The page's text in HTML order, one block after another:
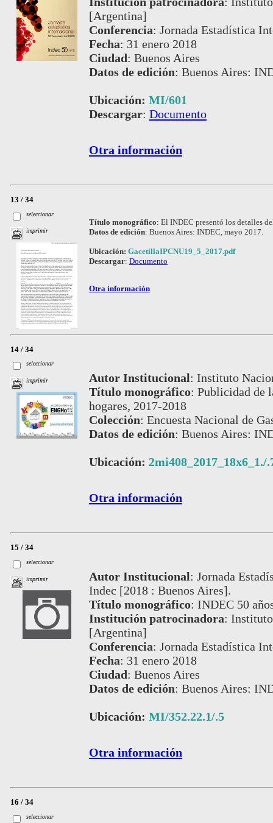
[Argentina]
Conferencia: Jornada Estadística
Fecha: 31 enero 2018
Ciudad: Buenos Aires
Datos de edición: Buenos Aires:
Ubicación: MI/601
Descargar: Documento
Otra información
13 / 34
seleccionar
imprimir
Título monográfico: El INDEC presentó los detalles
Datos de edición: Buenos Aires: INDEC, mayo 2017.
Ubicación: GacetillaIPCNU19_5_2017.pdf
Descargar: Documento
Otra información
14 / 34
seleccionar
imprimir Autor Institucional: Instituto
Título monográfico: Publicidad de
hogares, 2017-2018
Colección: Encuesta Nacional de
Datos de edición: Buenos Aires:
Ubicación: 2mi408_2017_18x6_1./
Otra información
15 / 34
seleccionar
imprimir Autor Institucional: Jornada
Indec [2018 : Buenos Aires].
Título monográfico: INDEC 50
Institución patrocinadora:
[Argentina]
Conferencia: Jornada Estadística
Fecha: 31 enero 2018
Ciudad: Buenos Aires
Datos de edición: Buenos Aires:
Ubicación: MI/352.22.1/.5
Otra información
16 / 34
seleccionar